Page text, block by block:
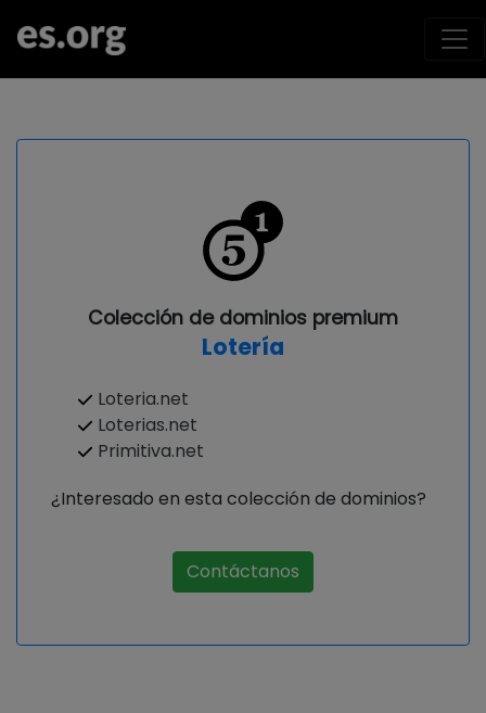
Colección de dominios premium
Lotería
Loteria.net
Loterias.net
Primitiva.net
¿Interesado en esta colección de dominios?
Contáctanos